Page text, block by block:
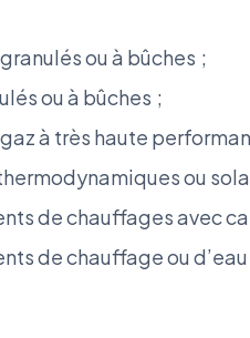
ou à bûches ;
ou à bûches ;
à très haute
ou
de chauffages avec
de chauffage ou